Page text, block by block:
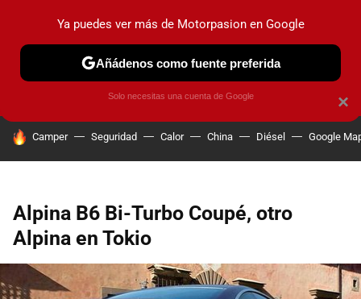
PRUEBAS COCHES ELÉCTRICOS OBSERVATORIO
HOY SE HABLA DE
Camper Seguridad Calor China Diésel Google
Alpina B6 Bi-Turbo Coupé, otro
Alpina en Tokio
×
Ya puedes ver más de Motorpasion en Google
Añádenos como fuente preferida
Solo necesitas una cuenta de Google